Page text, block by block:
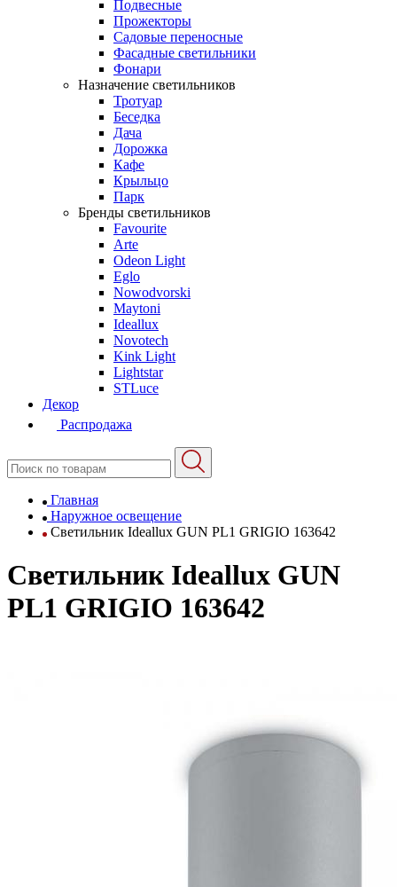
Подвесные
Прожекторы
Садовые переносные
Фасадные светильники
Фонари
Назначение светильников
Тротуар
Беседка
Дача
Дорожка
Кафе
Крыльцо
Парк
Бренды светильников
Favourite
Arte
Odeon Light
Eglo
Nowodvorski
Maytoni
Ideallux
Novotech
Kink Light
Lightstar
STLuce
Декор
Распродажа
Главная
Наружное освещение
Светильник Ideallux GUN PL1 GRIGIO 163642
Светильник Ideallux GUN
PL1 GRIGIO 163642